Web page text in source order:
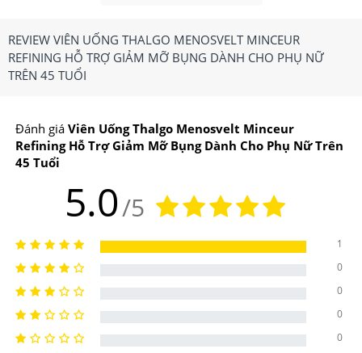
Viên Uống Thalgo Menosvelt Minceur Refining thúc đẩy
đào thải nước dư thừa ra khỏi cơ thể.
Refining Hỗ Trợ Giảm Mỡ Bụng Dành Cho Phụ
Nữ Trên 45 Tuổi Có Công Dụng, Điểm Nổi Bật
Công dụng chính của
Viên Uống Thalgo Menosvelt
Minceur Refining Hỗ Trợ Giảm Mỡ Bụng Dành Cho
Phụ Nữ Trên 45 Tuổi
-Giúp tăng cường chuyển hóa chất béo, giảm mỡ và
REVIEW VIÊN UỐNG THALGO MENOSVELT MINCEUR
REFINING HỖ TRỢ GIẢM MỠ BỤNG DÀNH CHO PHỤ NỮ
TRÊN 45 TUỔI
Đánh giá Viên Uống Thalgo Menosvelt Minceur
Refining Hỗ Trợ Giảm Mỡ Bụng Dành Cho Phụ Nữ Trên
45 Tuổi
5.0/5
1
0
0
0
0